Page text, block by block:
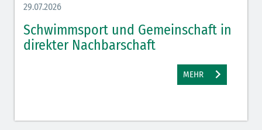
29.07.2026
Schwimmsport und Gemeinschaft in
direkter Nachbarschaft
MEHR